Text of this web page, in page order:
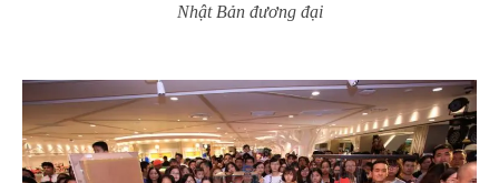
Nhật Bản đương đại